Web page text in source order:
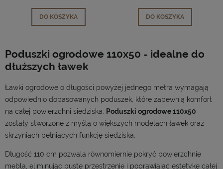
DO KOSZYKA DO KOSZYKA
Poduszki ogrodowe 110x50 - idealne do
dłuższych ławek
Ławki ogrodowe o długości powyżej jednego metra wymagają
odpowiednio dopasowanych poduszek, które zapewnią komfort
na całej powierzchni siedziska.
Poduszki ogrodowe 110x50
zostały stworzone z myślą o większych modelach ławek oraz
skrzyniach pełniących funkcję siedziska.
Długość 110 cm pozwala równomiernie pokryć powierzchnię
mebla, eliminując puste przestrzenie i poprawiając estetykę całej